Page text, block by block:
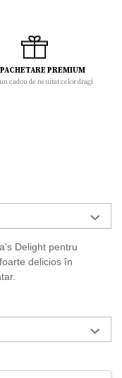
PREMIUM
cadou de neuitat celor dragi
Delight pentru
delicios în